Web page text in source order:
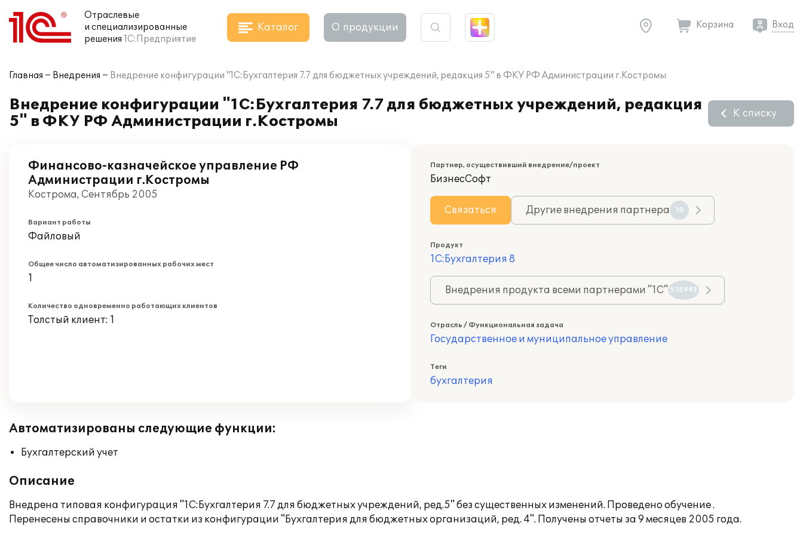
Отраслевые
и специализированные
решения 1С:Предприятие
Каталог О продукции Корзина Вход
Главная Внедрения Внедрение конфигурации "1С:Бухгалтерия 7.7 для бюджетных учреждений, редакция 5" в ФКУ РФ Администрации г.Костромы
Внедрение конфигурации "1С:Бухгалтерия 7.7 для бюджетных учреждений, редакция
5" в ФКУ РФ Администрации г.Костромы
К списку
Финансово-казначейское управление РФ
Администрации г.Костромы
Кострома, Сентябрь 2005
Вариант работы
Файловый
Общее число автоматизированных рабочих мест
1
Количество одновременно работающих клиентов
Толстый клиент: 1
Партнер, осуществивший внедрение/проект
БизнесСофт
Связаться Другие внедрения партнера 10
Продукт
1С:Бухгалтерия 8
Внедрения продукта всеми партнерами "1С" 575993
Отрасль / Функциональная задача
Государственное и муниципальное управление
Теги
бухгалтерия
Автоматизированы следующие функции:
Бухгалтерский учет
Описание
Внедрена типовая конфигурация "1С:Бухгалтерия 7.7 для бюджетных учреждений, ред.5" без существенных изменений. Проведено обучение .
Перенесены справочники и остатки из конфигурации "Бухгалтерия для бюджетных организаций, ред. 4". Получены отчеты за 9 месяцев 2005 года.